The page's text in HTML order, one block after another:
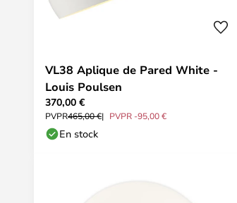
VL38 Aplique de Pared White -
Louis Poulsen
370,00 €
PVPR465,00 € PVPR -95,00 €
En stock